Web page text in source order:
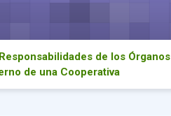
de los Órganos
de una Cooperativa